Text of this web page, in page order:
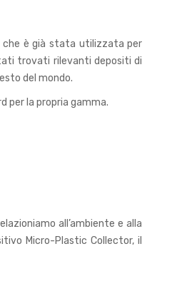
che è già stata utilizzata per
trovati rilevanti depositi di
del mondo.
per la propria gamma.
all’ambiente e alla
Micro-Plastic Collector, il